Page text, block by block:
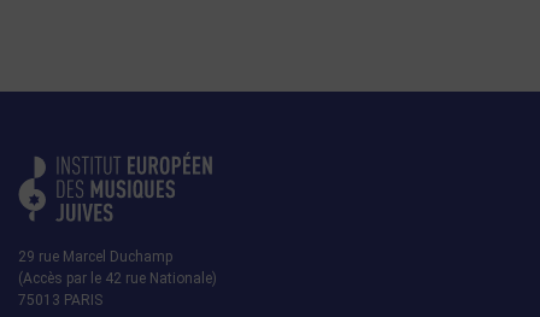
29 rue Marcel Duchamp
(Accès par le 42 rue Nationale)
75013 PARIS